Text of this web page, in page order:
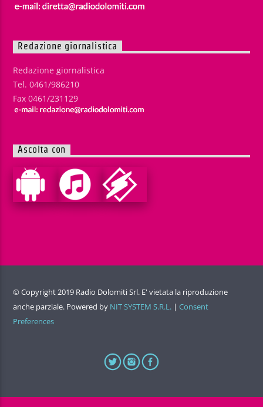
Redazione giornalistica
Redazione giornalistica
Tel. 0461/986210
Fax 0461/231129
Ascolta con
© Copyright 2019 Radio Dolomiti Srl. E' vietata la riproduzione
anche parziale. Powered by NIT SYSTEM S.R.L. | Consent
Preferences